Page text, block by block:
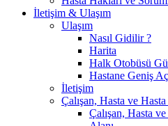
İletişim & Ulaşım
Ulaşım
Nasıl Gidilir ?
Harita
Halk Otobüsü
Hastane Geniş
İletişim
Çalışan, Hasta ve
Çalışan, Hasta